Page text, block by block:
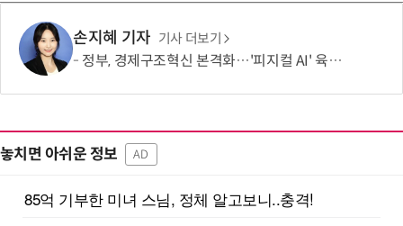
손지혜 기자 기사 더보기
정부, 경제구조혁신 본격화…'피지컬 AI' 육성·국가자산 관리체계 개편
놓치면 아쉬운 정보 AD